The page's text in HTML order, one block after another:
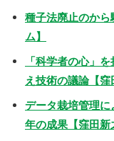
種子法廃止のか
ム】
「科学者の心」
え技術の議論【窪
データ栽培管理
年の成果【窪田新